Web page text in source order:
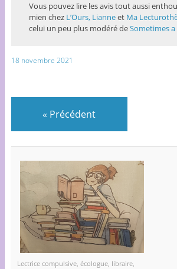
Vous pouvez lire les avis tout aussi
mien chez L’Ours, Lianneet Ma
celui un peu plus modéré deSometimes
18 novembre 2021
« Précédent
Lectrice compulsive, écologue, libraire,